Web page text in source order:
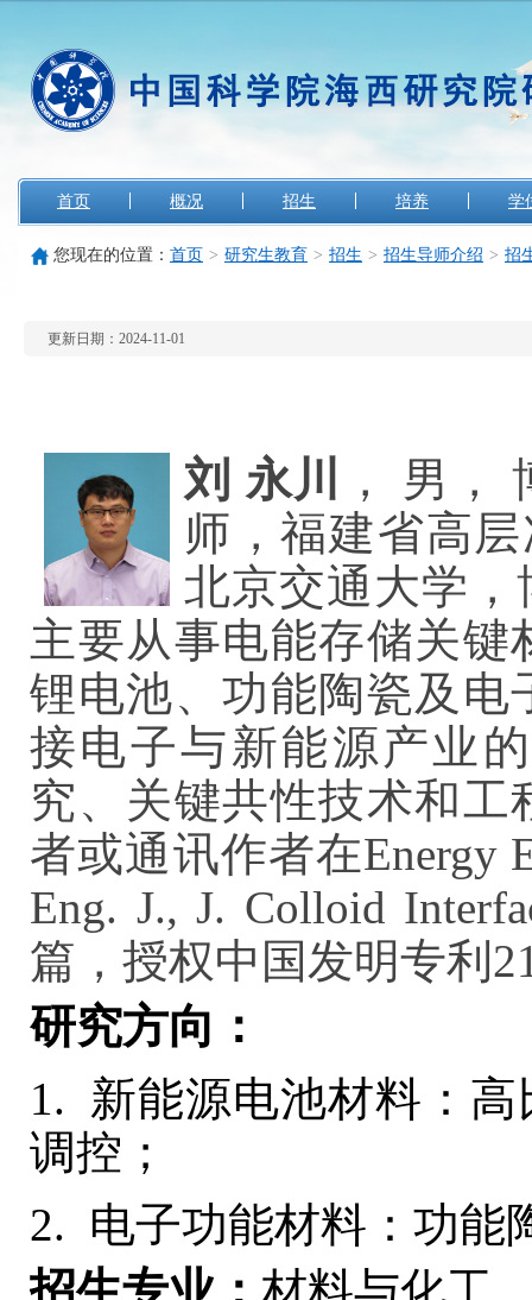
首页 概况 招生 培养 学
您现在的位置： 首页 > 研究生教育 > 招生 > 招生导师介绍 > 招
更新日期：2024-11-01
刘 永川
， 男，
师，福建省高
北京交通大学
主要从事电能存储关
锂电池、功能陶瓷及电
接电子与新能源产业
究、关键共性技术和
者或通讯作者在Energy
Eng. J., J. Colloid
篇，授权中国发明专利
研究方向：
1. 新能源电池材料：
调控；
2. 电子功能材料：功能